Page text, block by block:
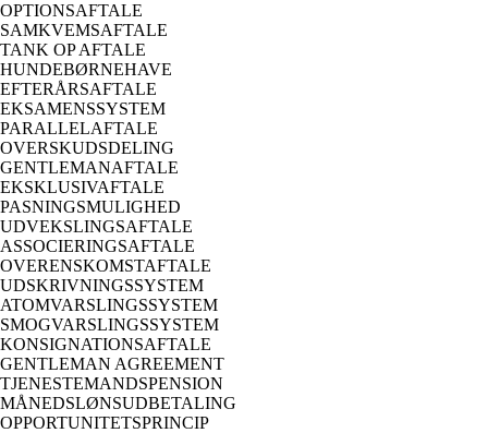
OPTIONSAFTALE
SAMKVEMSAFTALE
TANK OP AFTALE
HUNDEBØRNEHAVE
EFTERÅRSAFTALE
EKSAMENSSYSTEM
PARALLELAFTALE
OVERSKUDSDELING
GENTLEMANAFTALE
EKSKLUSIVAFTALE
PASNINGSMULIGHED
UDVEKSLINGSAFTALE
ASSOCIERINGSAFTALE
OVERENSKOMSTAFTALE
UDSKRIVNINGSSYSTEM
ATOMVARSLINGSSYSTEM
SMOGVARSLINGSSYSTEM
KONSIGNATIONSAFTALE
GENTLEMAN AGREEMENT
TJENESTEMANDSPENSION
MÅNEDSLØNSUDBETALING
OPPORTUNITETSPRINCIP